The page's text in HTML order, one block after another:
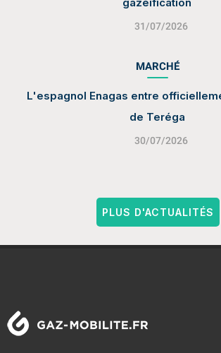
31/07/2026
MARCHÉ
L'espagnol Enagas entre
de Teréga
30/07/2026
PLUS D'ACTUALITÉS